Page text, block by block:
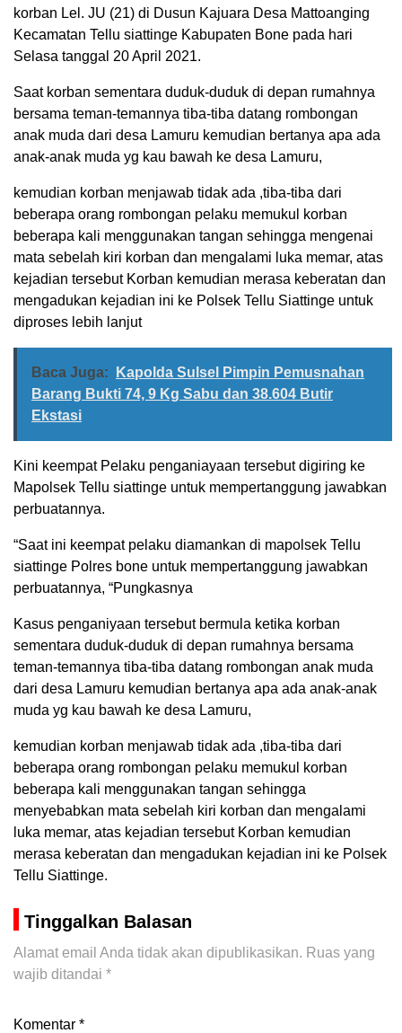
korban Lel. JU (21) di Dusun Kajuara Desa Mattoanging
Kecamatan Tellu siattinge Kabupaten Bone pada hari
Selasa tanggal 20 April 2021.
Saat korban sementara duduk-duduk di depan rumahnya
bersama teman-temannya tiba-tiba datang rombongan
anak muda dari desa Lamuru kemudian bertanya apa ada
anak-anak muda yg kau bawah ke desa Lamuru,
kemudian korban menjawab tidak ada ,tiba-tiba dari
beberapa orang rombongan pelaku memukul korban
beberapa kali menggunakan tangan sehingga mengenai
mata sebelah kiri korban dan mengalami luka memar, atas
kejadian tersebut Korban kemudian merasa keberatan dan
mengadukan kejadian ini ke Polsek Tellu Siattinge untuk
diproses lebih lanjut
Baca Juga:
Kapolda Sulsel Pimpin Pemusnahan
Barang Bukti 74, 9 Kg Sabu dan 38.604 Butir
Ekstasi
Kini keempat Pelaku penganiayaan tersebut digiring ke
Mapolsek Tellu siattinge untuk mempertanggung jawabkan
perbuatannya.
“Saat ini keempat pelaku diamankan di mapolsek Tellu
siattinge Polres bone untuk mempertanggung jawabkan
perbuatannya, “Pungkasnya
Kasus penganiyaan tersebut bermula ketika korban
sementara duduk-duduk di depan rumahnya bersama
teman-temannya tiba-tiba datang rombongan anak muda
dari desa Lamuru kemudian bertanya apa ada anak-anak
muda yg kau bawah ke desa Lamuru,
kemudian korban menjawab tidak ada ,tiba-tiba dari
beberapa orang rombongan pelaku memukul korban
beberapa kali menggunakan tangan sehingga
menyebabkan mata sebelah kiri korban dan mengalami
luka memar, atas kejadian tersebut Korban kemudian
merasa keberatan dan mengadukan kejadian ini ke Polsek
Tellu Siattinge.
Tinggalkan Balasan
Alamat email Anda tidak akan dipublikasikan. Ruas yang
wajib ditandai *
Komentar *